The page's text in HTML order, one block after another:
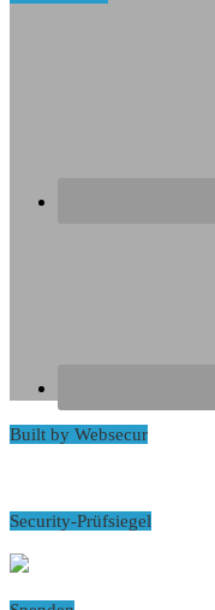
Built by Websecur
Security-Prüfsiegel